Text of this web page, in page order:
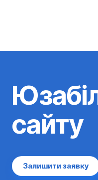
сайту
Залишити заявку